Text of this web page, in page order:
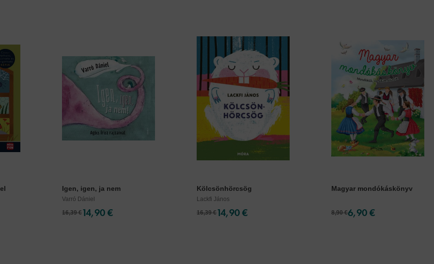
Igen, igen, ja nem
Varró Dániel
16,39 €14,90 €
Kölcsönhörcsög
Lackfi János
16,39 €14,90 €
Magyar mondókáskönyv
8,90 €6,90 €